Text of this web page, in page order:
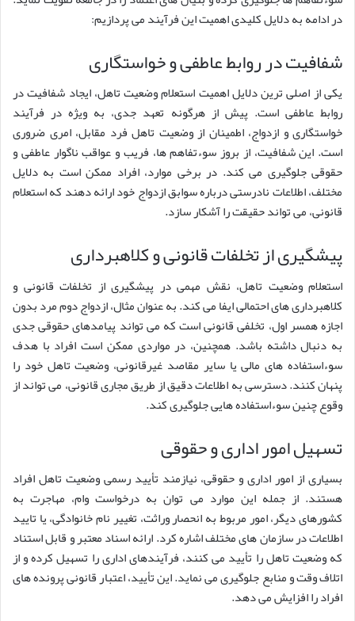
در ادامه به دلایل کلیدی اهمیت این فرآیند می پردازیم:
شفافیت در روابط عاطفی و خواستگاری
یکی از اصلی ترین دلایل اهمیت استعلام وضعیت تاهل، ایجاد شفافیت در
روابط عاطفی است. پیش از هرگونه تعهد جدی، به ویژه در فرآیند
خواستگاری و ازدواج، اطمینان از وضعیت تاهل فرد مقابل، امری ضروری
است. این شفافیت، از بروز سوءتفاهم ها، فریب و عواقب ناگوار عاطفی و
حقوقی جلوگیری می کند. در برخی موارد، افراد ممکن است به دلایل
مختلف، اطلاعات نادرستی درباره سوابق ازدواج خود ارائه دهند که استعلام
قانونی، می تواند حقیقت را آشکار سازد.
پیشگیری از تخلفات قانونی و کلاهبرداری
استعلام وضعیت تاهل، نقش مهمی در پیشگیری از تخلفات قانونی و
کلاهبرداری های احتمالی ایفا می کند. به عنوان مثال، ازدواج دوم مرد بدون
اجازه همسر اول، تخلفی قانونی است که می تواند پیامدهای حقوقی جدی
به دنبال داشته باشد. همچنین، در مواردی ممکن است افراد با هدف
سوءاستفاده های مالی یا سایر مقاصد غیرقانونی، وضعیت تاهل خود را
پنهان کنند. دسترسی به اطلاعات دقیق از طریق مجاری قانونی، می تواند از
وقوع چنین سوءاستفاده هایی جلوگیری کند.
تسهیل امور اداری و حقوقی
بسیاری از امور اداری و حقوقی، نیازمند تأیید رسمی وضعیت تاهل افراد
هستند. از جمله این موارد می توان به درخواست وام، مهاجرت به
کشورهای دیگر، امور مربوط به انحصار وراثت، تغییر نام خانوادگی، یا تایید
اطلاعات در سازمان های مختلف اشاره کرد. ارائه اسناد معتبر و قابل استناد
که وضعیت تاهل را تأیید می کنند، فرآیندهای اداری را تسهیل کرده و از
اتلاف وقت و منابع جلوگیری می نماید. این تأیید، اعتبار قانونی پرونده های
افراد را افزایش می دهد.